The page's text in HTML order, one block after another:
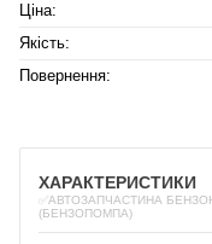
Ціна:
Якість:
Повернення:
ХАРАКТЕРИСТИКИ
✅АВТОЗАПЧАСТИНА
(БЕНЗОПОМПА)